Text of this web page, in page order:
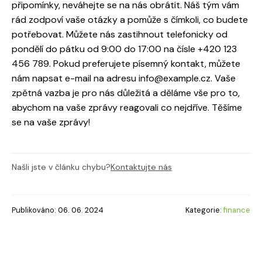
připomínky, neváhejte se na nás obrátit. Náš tým vám
rád zodpoví vaše otázky a pomůže s čímkoli, co budete
potřebovat. Můžete nás zastihnout telefonicky od
pondělí do pátku od 9:00 do 17:00 na čísle +420 123
456 789. Pokud preferujete písemný kontakt, můžete
nám napsat e-mail na adresu info@example.cz. Vaše
zpětná vazba je pro nás důležitá a děláme vše pro to,
abychom na vaše zprávy reagovali co nejdříve. Těšíme
se na vaše zprávy!
Našli jste v článku chybu?Kontaktujte nás
Publikováno: 06. 06. 2024 Kategorie:finance